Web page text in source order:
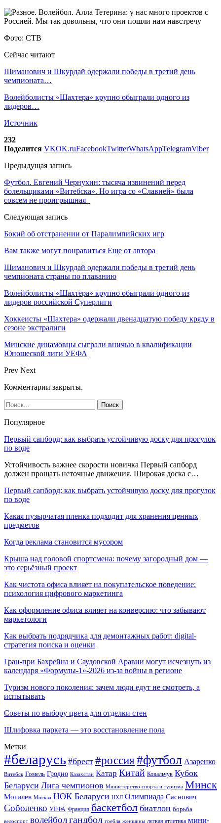
Фото: СТВ
Сейчас читают
Шиманович и Шкурдай одержали победы в третий день
чемпионата…
Волейболисты «Шахтера» крупно обыграли одного из
лидеров…
Источник
232
Поделится VKOK.ruFacebookTwitterWhatsAppTelegramViber
Предыдущая запись
Футбол. Евгений Чернухин: тысяча извинений перед
болельщиками «Витебска». Но игра со «Славией» была
совсем не проигрышная
Следующая запись
Бокий об отстранении от Паралимпийских игр
Вам также могут понравиться Еще от автора
Шиманович и Шкурдай одержали победы в третий день
чемпионата страны по плаванию
Волейболисты «Шахтера» крупно обыграли одного из
лидеров российской Суперлиги
Хоккеисты «Шахтера» одержали двенадцатую победу кряду в
сезоне экстралиги
Минские динамовцы сыграли вничью в квалификации
Юношеской лиги УЕФА
Prev Next
Комментарии закрыты.
Популярное
Первый сапборд: как выбрать устойчивую доску для прогулок
по воде
Устойчивость важнее скорости новичка Первый сапборд
должен прощать неточные движения. Широкая доска с…
Первый сапборд: как выбрать устойчивую доску для прогулок
по воде
Какая пузырчатая пленка подходит для хранения ценных
предметов
Когда реклама становится мусором
Крыша над головой спортсмена: почему загородный дом —
это серьёзный проект
Как чистота офиса влияет на покупательское поведение:
психология цифрового маркетинга
Как оформление офиса влияет на конверсию: что забывают
маркетологи
Как выбрать подрядчика для демонтажных работ: digital-
стратегия поиска и оценки
Гран-при Бахрейна и Саудовской Аравии могут исчезнуть из
календаря «Формулы-1»-2026 из-за войны в регионе
Туризм нового поколения: зачем люди едут не смотреть, а
испытывать
Советы по выбору цвета для отделки стен
Шлифовка паркета — это восстановление пола
Метки
#беларусь #брест #россия#футбол Азаренко
Витебск Гомель Гродно Казахстан Катар Китай Ковальчук Кубок
Беларуси Лига чемпионов Министерство спорта и туризма Минск
Могилев Москва НОК Беларуси НХЛ Олимпиада Саснович
Соболенко УЕФА Франция баскетбол биатлон борьба
велоспорт волейболгандбол гребля женщины легкая атлетика мини-